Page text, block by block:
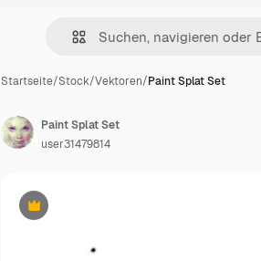
Startseite/Stock/Vektoren/Paint Splat Set
Premium
Paint Splat Set
user31479814